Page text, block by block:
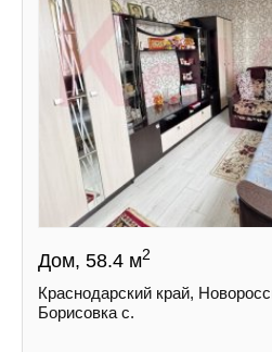
Дом, 58.4 м2
Краснодарский край,
Борисовка с.